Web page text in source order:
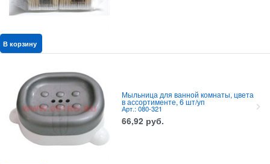
В корзину
Мыльница для ванной комнаты, цвета
в ассортименте, 6 шт/уп
Арт.: 080-321
66,92 руб.